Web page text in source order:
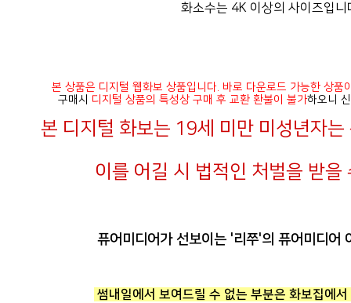
화소수는 4K 이상의 사이즈입니
본 상품은 디지털 웹화보 상품입니다. 바로 다운로드 가능한 상품
구매시 디지털 상품의 특성상 구매 후 교환 환불이 불가하오니
본 디지털 화보는 19세 미만 미성년자
이를 어길 시 법적인 처벌을 받을
퓨어미디어가 선보이는 '리쭈'의 퓨어미디어
썸내일에서 보여드릴 수 없는 부분은 화보집에